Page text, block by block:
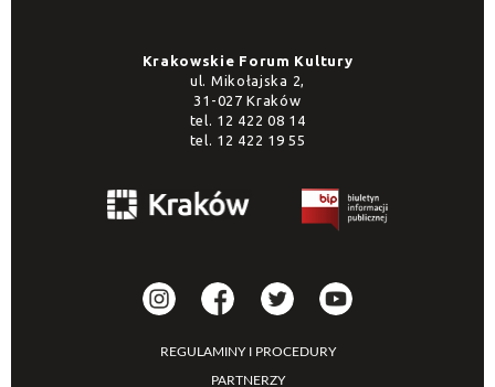
Krakowskie Forum Kultury
ul. Mikołajska 2,
31-027 Kraków
tel. 12 422 08 14
tel. 12 422 19 55
REGULAMINY I PROCEDURY
PARTNERZY